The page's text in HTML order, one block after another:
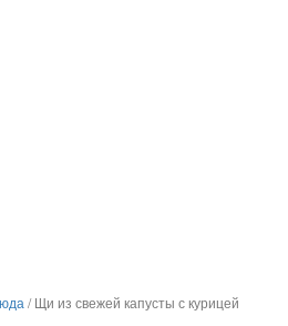
/Щи из свежей капусты с курицей